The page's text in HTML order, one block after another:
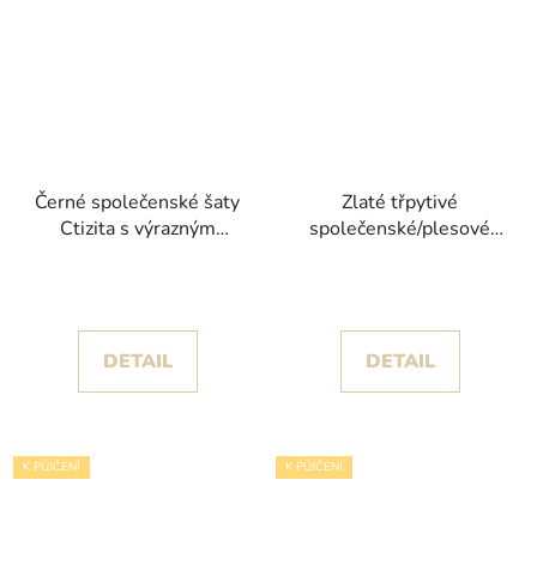
Černé společenské šaty
Ctizita s výrazným
DETAIL
Zlaté třpytivé
společenské/plesové
DETAIL
K PŮJČENÍ K PŮJČENÍ